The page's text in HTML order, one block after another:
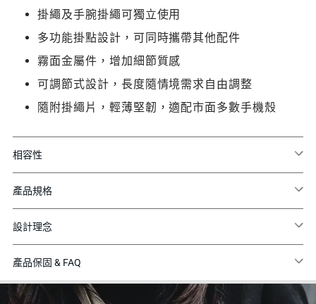
掛繩及手腕掛繩可獨立使用
多功能掛點設計，可同時攜帶其他配件
霧面金屬件，增加細節質感
可調節式設計，長度隨情境需求自由調整
隨附掛繩片，輕薄堅韌，適配市面多數手機殼
相容性
產品規格
設計理念
產品保固 & FAQ